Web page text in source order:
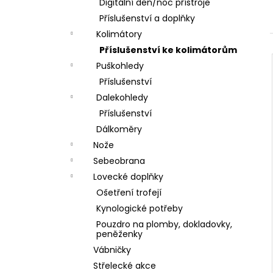
Digitální den/noc přístroje
Příslušenství a doplňky
Kolimátory
Příslušenství ke kolimátorům
Puškohledy
Příslušenství
Dalekohledy
Příslušenství
Dálkoměry
Nože
Sebeobrana
Lovecké doplňky
Ošetření trofejí
Kynologické potřeby
Pouzdro na plomby, dokladovky,
peněženky
Vábničky
Střelecké akce
DÁRKOVÝ POUKAZ (DO POZNÁMKY
NAPSAT JMÉNO OBDAROVANÉHO)
500 Kč